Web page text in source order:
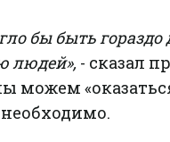
бы быть
людей», - сказал
можем